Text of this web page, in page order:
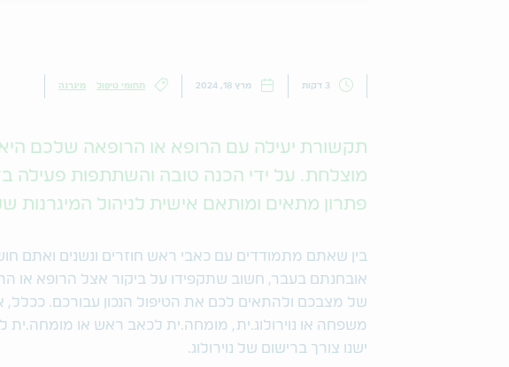
3 דקות מרץ 18, 2024 תחומי טיפול מיגרנה
תקשורת יעילה עם הרופא או הרופאה שלכם
מוצלחת. על ידי הכנה טובה והשתתפות פעילה
פתרון מתאים ומותאם אישית לניהול המיגרנות
בין שאתם מתמודדים עם כאבי ראש חוזרים ונשנים ואתם
אובחנתם בעבר, חשוב שתקפידו על ביקור אצל הרופא או
של מצבכם ולהתאים לכם את הטיפול הנכון עבורכם. ככלל,
משפחה או נוירולוג.ית, מומחה.ית לכאב ראש או מומחה.ית
ישנו צורך ברישום של נוירולוג.